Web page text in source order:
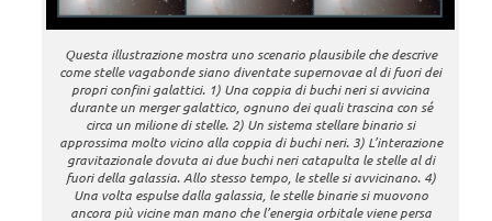
Questa illustrazione mostra uno scenario plausibile che descrive
come stelle vagabonde siano diventate supernovae al di fuori dei
propri confini galattici. 1) Una coppia di buchi neri si avvicina
durante un merger galattico, ognuno dei quali trascina con sé
circa un milione di stelle. 2) Un sistema stellare binario si
approssima molto vicino alla coppia di buchi neri. 3) L’interazione
gravitazionale dovuta ai due buchi neri catapulta le stelle al di
fuori della galassia. Allo stesso tempo, le stelle si avvicinano. 4)
Una volta espulse dalla galassia, le stelle binarie si muovono
ancora più vicine man mano che l’energia orbitale viene persa